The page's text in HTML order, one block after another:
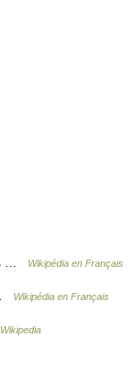
… Wikipédia en Français
Wikipédia en Français